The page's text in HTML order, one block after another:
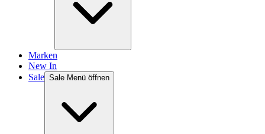
Marken
New In
Sale Sale Menü öffnen